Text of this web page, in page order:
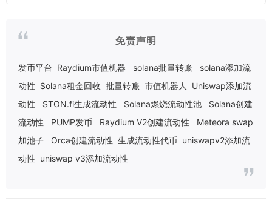
免责声明
发币平台 Raydium市值机器 solana批量转账
solana添加流
动性 Solana租金回收 批量转账 市值机器人
Uniswap添加流
动性
STON.fi生成流动性 Solana燃烧流动性池
Solana创建
流动性
PUMP发币 Raydium V2创建流动性
Meteora swap
加池子
Orca创建流动性 生成流动性代币 uniswapv2添加流
动性 uniswap v3添加流动性